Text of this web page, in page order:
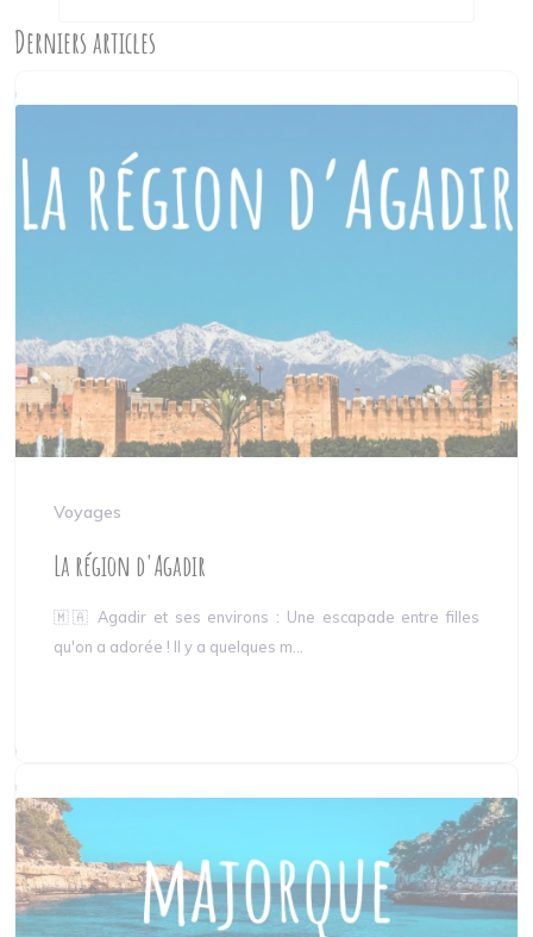
Derniers articles
Voyages
La région d'Agadir
🇲🇦 Agadir et ses environs : Une escapade entre filles
qu'on a adorée ! Il y a quelques m...